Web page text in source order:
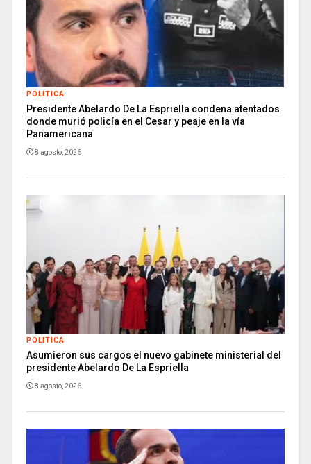
POLITICA
Presidente Abelardo De La Espriella condena atentados
donde murió policía en el Cesar y peaje en la vía
Panamericana
8 agosto, 2026
POLITICA
Asumieron sus cargos el nuevo gabinete ministerial del
presidente Abelardo De La Espriella
8 agosto, 2026